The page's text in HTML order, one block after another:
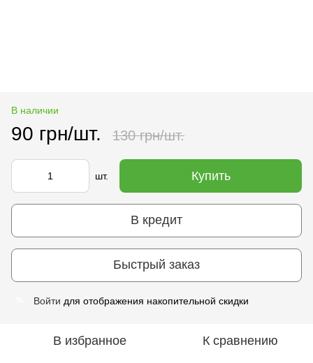
В наличии
90 грн/шт. 130 грн/шт.
шт. Купить
В кредит
Быстрый заказ
Войти для отображения накопительной скидки
В избранное К сравнению